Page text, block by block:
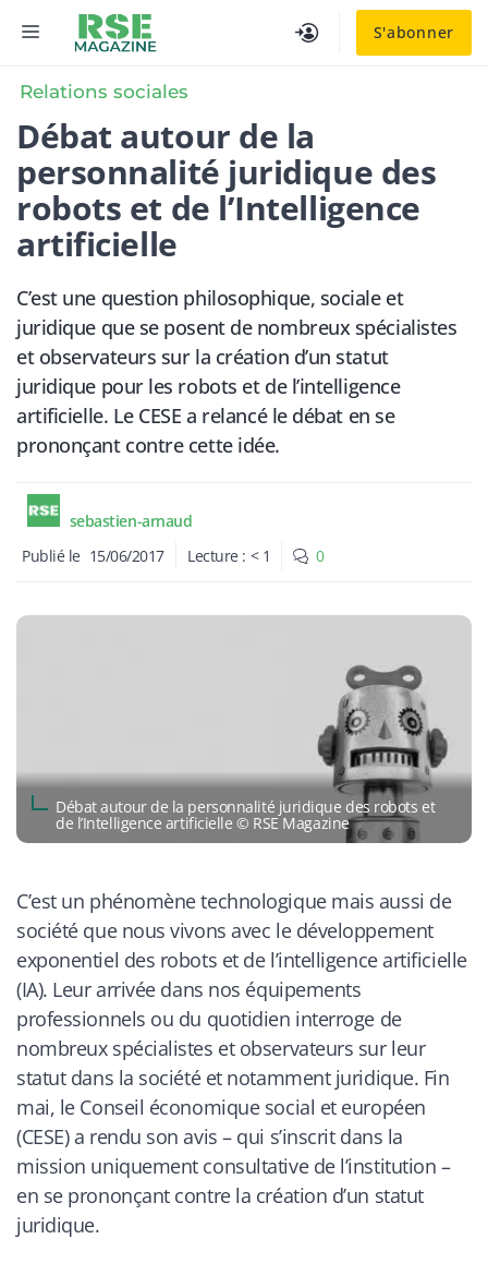
S'abonner
MENU
Relations sociales
Débat autour de la
personnalité juridique des
robots et de l’Intelligence
artificielle
C’est une question philosophique, sociale et
juridique que se posent de nombreux spécialistes
et observateurs sur la création d’un statut
juridique pour les robots et de l’intelligence
artificielle. Le CESE a relancé le débat en se
prononçant contre cette idée.
sebastien-arnaud
Publié le 15/06/2017 Lecture : < 1 0
Débat autour de la personnalité juridique des robots et
de l’Intelligence artificielle © RSE Magazine
C’est un phénomène technologique mais aussi de
société que nous vivons avec le développement
exponentiel des robots et de l’intelligence artificielle
(IA). Leur arrivée dans nos équipements
professionnels ou du quotidien interroge de
nombreux spécialistes et observateurs sur leur
statut dans la société et notamment juridique. Fin
mai, le Conseil économique social et européen
(CESE) a rendu son avis – qui s’inscrit dans la
mission uniquement consultative de l’institution –
en se prononçant contre la création d’un statut
juridique.